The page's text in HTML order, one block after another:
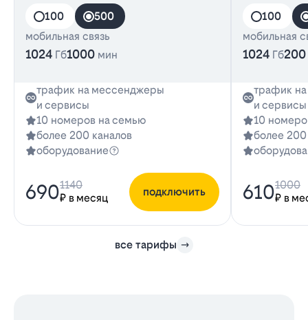
100
500
мобильная связь
1024 Гб1000 мин
трафик на мессенджеры
и сервисы
10 номеров на семью
более 200 каналов
оборудование
690₽ в месяц
1140
подключить
100
мобильная
1024 Гб200
трафик
и сервисы
10
более 200
610₽ в
1000
все тарифы